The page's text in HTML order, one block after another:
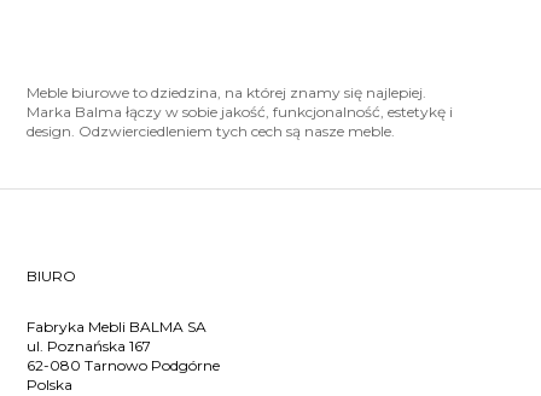
Meble biurowe to dziedzina, na której znamy się najlepiej.
Marka Balma łączy w sobie jakość, funkcjonalność, estetykę i
design. Odzwierciedleniem tych cech są nasze meble.
BIURO
Fabryka Mebli BALMA SA
ul. Poznańska 167
62-080 Tarnowo Podgórne
Polska